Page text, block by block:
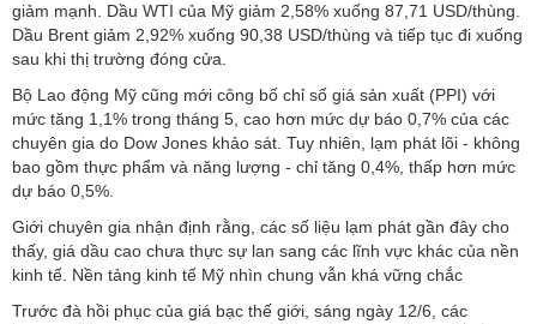
giảm mạnh. Dầu WTI của Mỹ giảm 2,58% xuống 87,71 USD/thùng.
Dầu Brent giảm 2,92% xuống 90,38 USD/thùng và tiếp tục đi xuống
sau khi thị trường đóng cửa.
Bộ Lao động Mỹ cũng mới công bố chỉ số giá sản xuất (PPI) với
mức tăng 1,1% trong tháng 5, cao hơn mức dự báo 0,7% của các
chuyên gia do Dow Jones khảo sát. Tuy nhiên, lạm phát lõi - không
bao gồm thực phẩm và năng lượng - chỉ tăng 0,4%, thấp hơn mức
dự báo 0,5%.
Giới chuyên gia nhận định rằng, các số liệu lạm phát gần đây cho
thấy, giá dầu cao chưa thực sự lan sang các lĩnh vực khác của nền
kinh tế. Nền tảng kinh tế Mỹ nhìn chung vẫn khá vững chắc
Trước đà hồi phục của giá bạc thế giới, sáng ngày 12/6, các